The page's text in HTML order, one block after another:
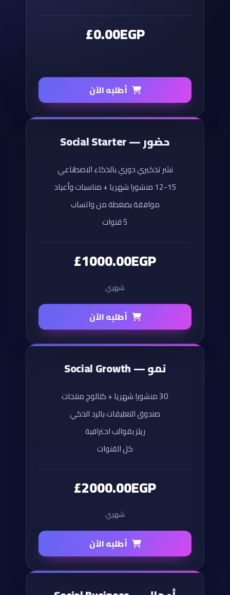
£0.00EGP
أطلبه الآن
حضور — Social Starter
نشر تذكيري دوري بالذكاء الاصطناعي
12-15 منشورا شهريا + مناسبات وأعياد
موافقة بضغطة من واتساب
5 قنوات
£1000.00EGP
شهري
أطلبه الآن
نمو — Social Growth
30 منشورا شهريا + كتالوج منتجات
صندوق التعليقات بالرد الذكي
ريلز بقوالب احترافية
كل القنوات
£2000.00EGP
شهري
أطلبه الآن